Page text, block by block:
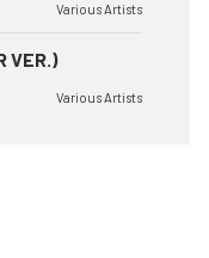
Various Artists
VER.)
Various Artists